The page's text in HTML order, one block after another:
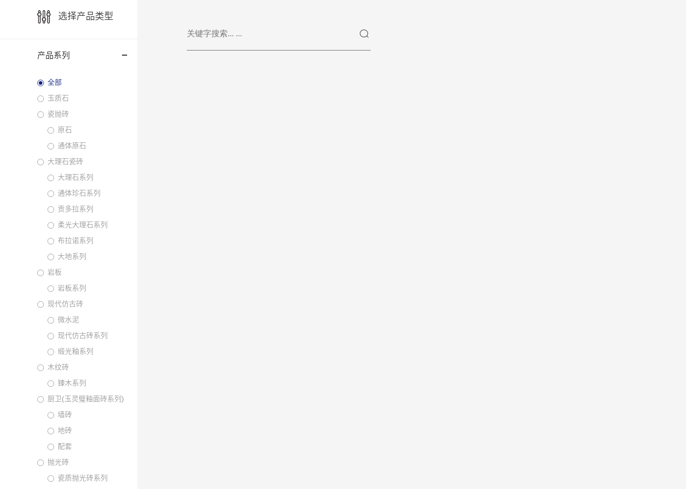
选择产品类型
产品系列
全部
玉质石
瓷抛砖
原石
通体原石
大理石瓷砖
大理石系列
通体珍石系列
贡多拉系列
柔光大理石系列
布拉诺系列
大地系列
岩板
岩板系列
现代仿古砖
微水泥
现代仿古砖系列
缎光釉系列
木纹砖
臻木系列
厨卫(玉灵璧釉面砖系列)
墙砖
地砖
配套
抛光砖
瓷质抛光砖系列